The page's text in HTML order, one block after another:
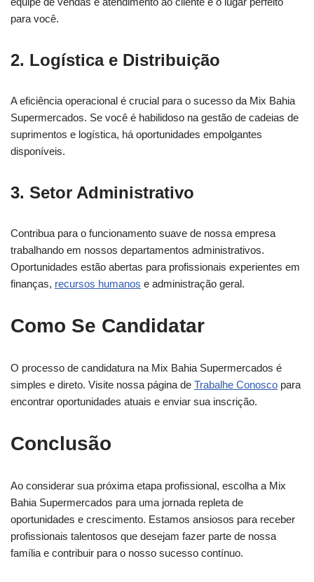
para você.
2. Logística e Distribuição
A eficiência operacional é crucial para o sucesso da Mix Bahia
Supermercados. Se você é habilidoso na gestão de cadeias de
suprimentos e logística, há oportunidades empolgantes
disponíveis.
3. Setor Administrativo
Contribua para o funcionamento suave de nossa empresa
trabalhando em nossos departamentos administrativos.
Oportunidades estão abertas para profissionais experientes em
finanças, recursos humanos e administração geral.
Como Se Candidatar
O processo de candidatura na Mix Bahia Supermercados é
simples e direto. Visite nossa página de Trabalhe Conosco para
encontrar oportunidades atuais e enviar sua inscrição.
Conclusão
Ao considerar sua próxima etapa profissional, escolha a Mix
Bahia Supermercados para uma jornada repleta de
oportunidades e crescimento. Estamos ansiosos para receber
profissionais talentosos que desejam fazer parte de nossa
família e contribuir para o nosso sucesso contínuo.